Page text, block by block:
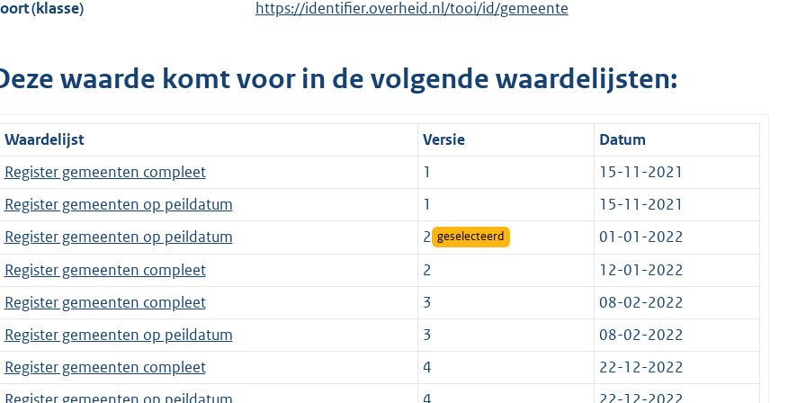
(klasse) https://identifier.overheid.nl/tooi/id/gemeente
waarde komt voor in de volgende waardelijsten:
Waardelijst Versie
Datum
Register gemeenten compleet
1
15-11-2021
Register gemeenten op peildatum
1
15-11-2021
Register gemeenten op peildatum
2 geselecteerd
01-01-2022
Register gemeenten compleet
2
12-01-2022
Register gemeenten compleet
3
08-02-2022
Register gemeenten op peildatum
3
08-02-2022
Register gemeenten compleet
4
22-12-2022